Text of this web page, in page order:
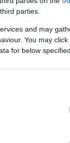
parties.
and may
You may
for below
τις